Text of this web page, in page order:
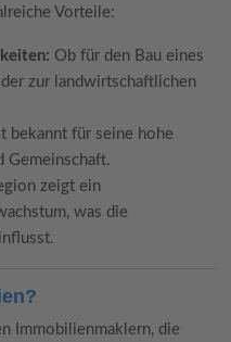
Vorteile:
Ob für den Bau eines
zur landwirtschaftlichen
bekannt für seine hohe
Gemeinschaft.
zeigt ein
was die
Immobilienmaklern, die